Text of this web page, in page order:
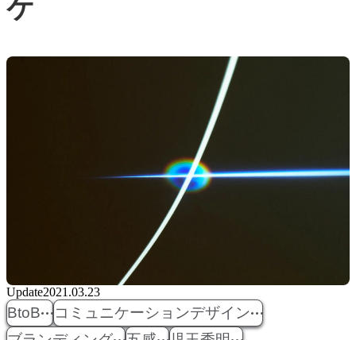
ケ
Update2021.03.23
BtoB
コミュニケーションデザイン